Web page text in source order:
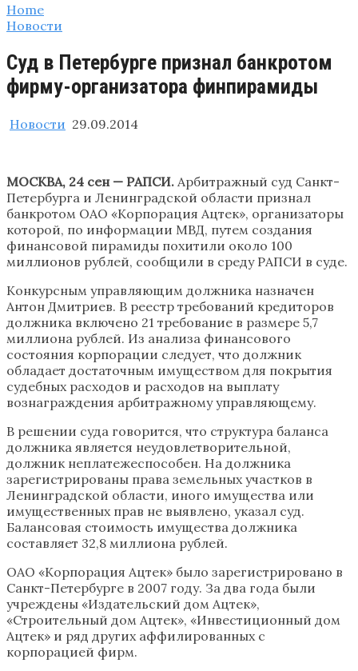
Home
Новости
Суд в Петербурге признал банкротом
фирму-организатора финпирамиды
Новости 29.09.2014
МОСКВА, 24 сен — РАПСИ. Арбитражный суд Санкт-
Петербурга и Ленинградской области признал
банкротом ОАО «Корпорация Ацтек», организаторы
которой, по информации МВД, путем создания
финансовой пирамиды похитили около 100
миллионов рублей, сообщили в среду РАПСИ в суде.
Конкурсным управляющим должника назначен
Антон Дмитриев. В реестр требований кредиторов
должника включено 21 требование в размере 5,7
миллиона рублей. Из анализа финансового
состояния корпорации следует, что должник
обладает достаточным имуществом для покрытия
судебных расходов и расходов на выплату
вознаграждения арбитражному управляющему.
В решении суда говорится, что структура баланса
должника является неудовлетворительной,
должник неплатежеспособен. На должника
зарегистрированы права земельных участков в
Ленинградской области, иного имущества или
имущественных прав не выявлено, указал суд.
Балансовая стоимость имущества должника
составляет 32,8 миллиона рублей.
ОАО «Корпорация Ацтек» было зарегистрировано в
Санкт-Петербурге в 2007 году. За два года были
учреждены «Издательский дом Ацтек»,
«Строительный дом Ацтек», «Инвестиционный дом
Ацтек» и ряд других аффилированных с
корпорацией фирм.